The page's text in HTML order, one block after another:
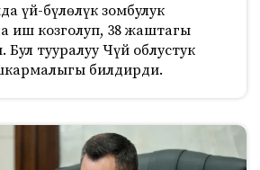
үй-бүлөлүк зомбулук
иш козголуп, 38 жаштагы
тууралуу Чүй облустук
билдирди.